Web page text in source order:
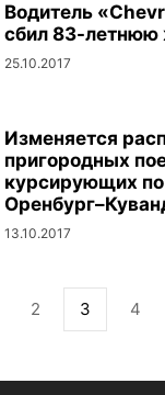
Водитель
сбил 83-
25.10.2017
Изменяется
пригородных
курсирующих
13.10.2017
2 3 4